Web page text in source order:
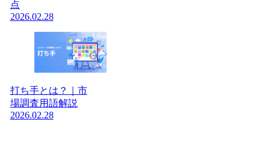
点
2026.02.28
打ち手とは？｜市
場調査用語解説
2026.02.28